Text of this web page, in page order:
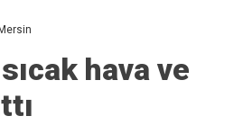
Mersin
hava ve